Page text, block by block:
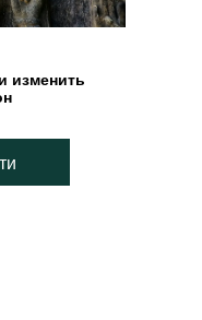
изменить